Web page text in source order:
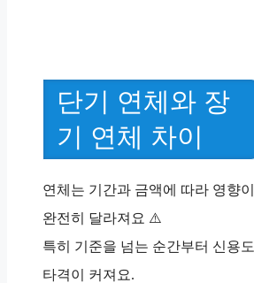
단기 연체와 장
기 연체 차이
연체는 기간과 금액에 따라 영향이
완전히 달라져요 ⚠️
특히 기준을 넘는 순간부터 신용도
타격이 커져요.